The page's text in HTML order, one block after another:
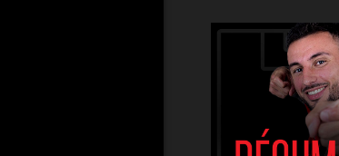
Matchs de légende